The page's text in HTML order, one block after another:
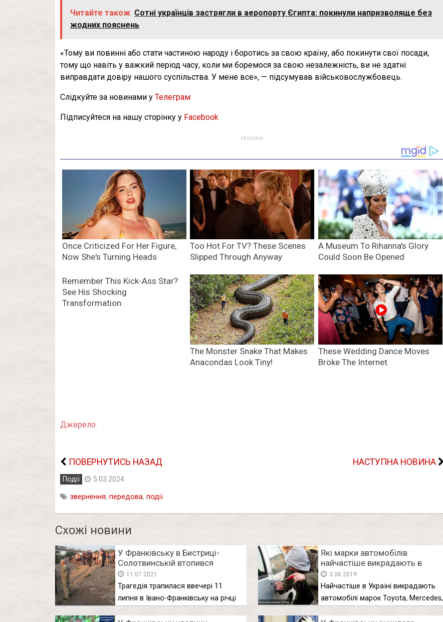
Читайте також Сотні українців застрягли в аеропорту Єгипта: покинули напризволяще без
жодних пояснень
«Тому ви повинні або стати частиною народу і боротись за свою країну, або покинути свої посади,
тому що навіть у важкий період часу, коли ми боремося за свою незалежність, ви не здатні
виправдати довіру нашого суспільства. У мене все», — підсумував військовослужбовець.
Слідкуйте за новинами у Телеграм
Підписуйтеся на нашу сторінку у Facebook
РЕКЛАМА:
Джерело.
ПОВЕРНУТИСЬ НАЗАД НАСТУПНА НОВИНА
Події 5.03.2024
звернення, передова, події
Схожі новини
У Франківську в Бистриці-
Солотвинській втопився
підліток (ФОТО)
11.07.2021
Трагедія трапилася ввечері 11
липня в Івано-Франківську на річці
Які марки автомобілів
найчастіше викрадають в
Україні
3.06.2019
Найчастіше в Україні викрадають
автомобілі марок Toyota, Mercedes,